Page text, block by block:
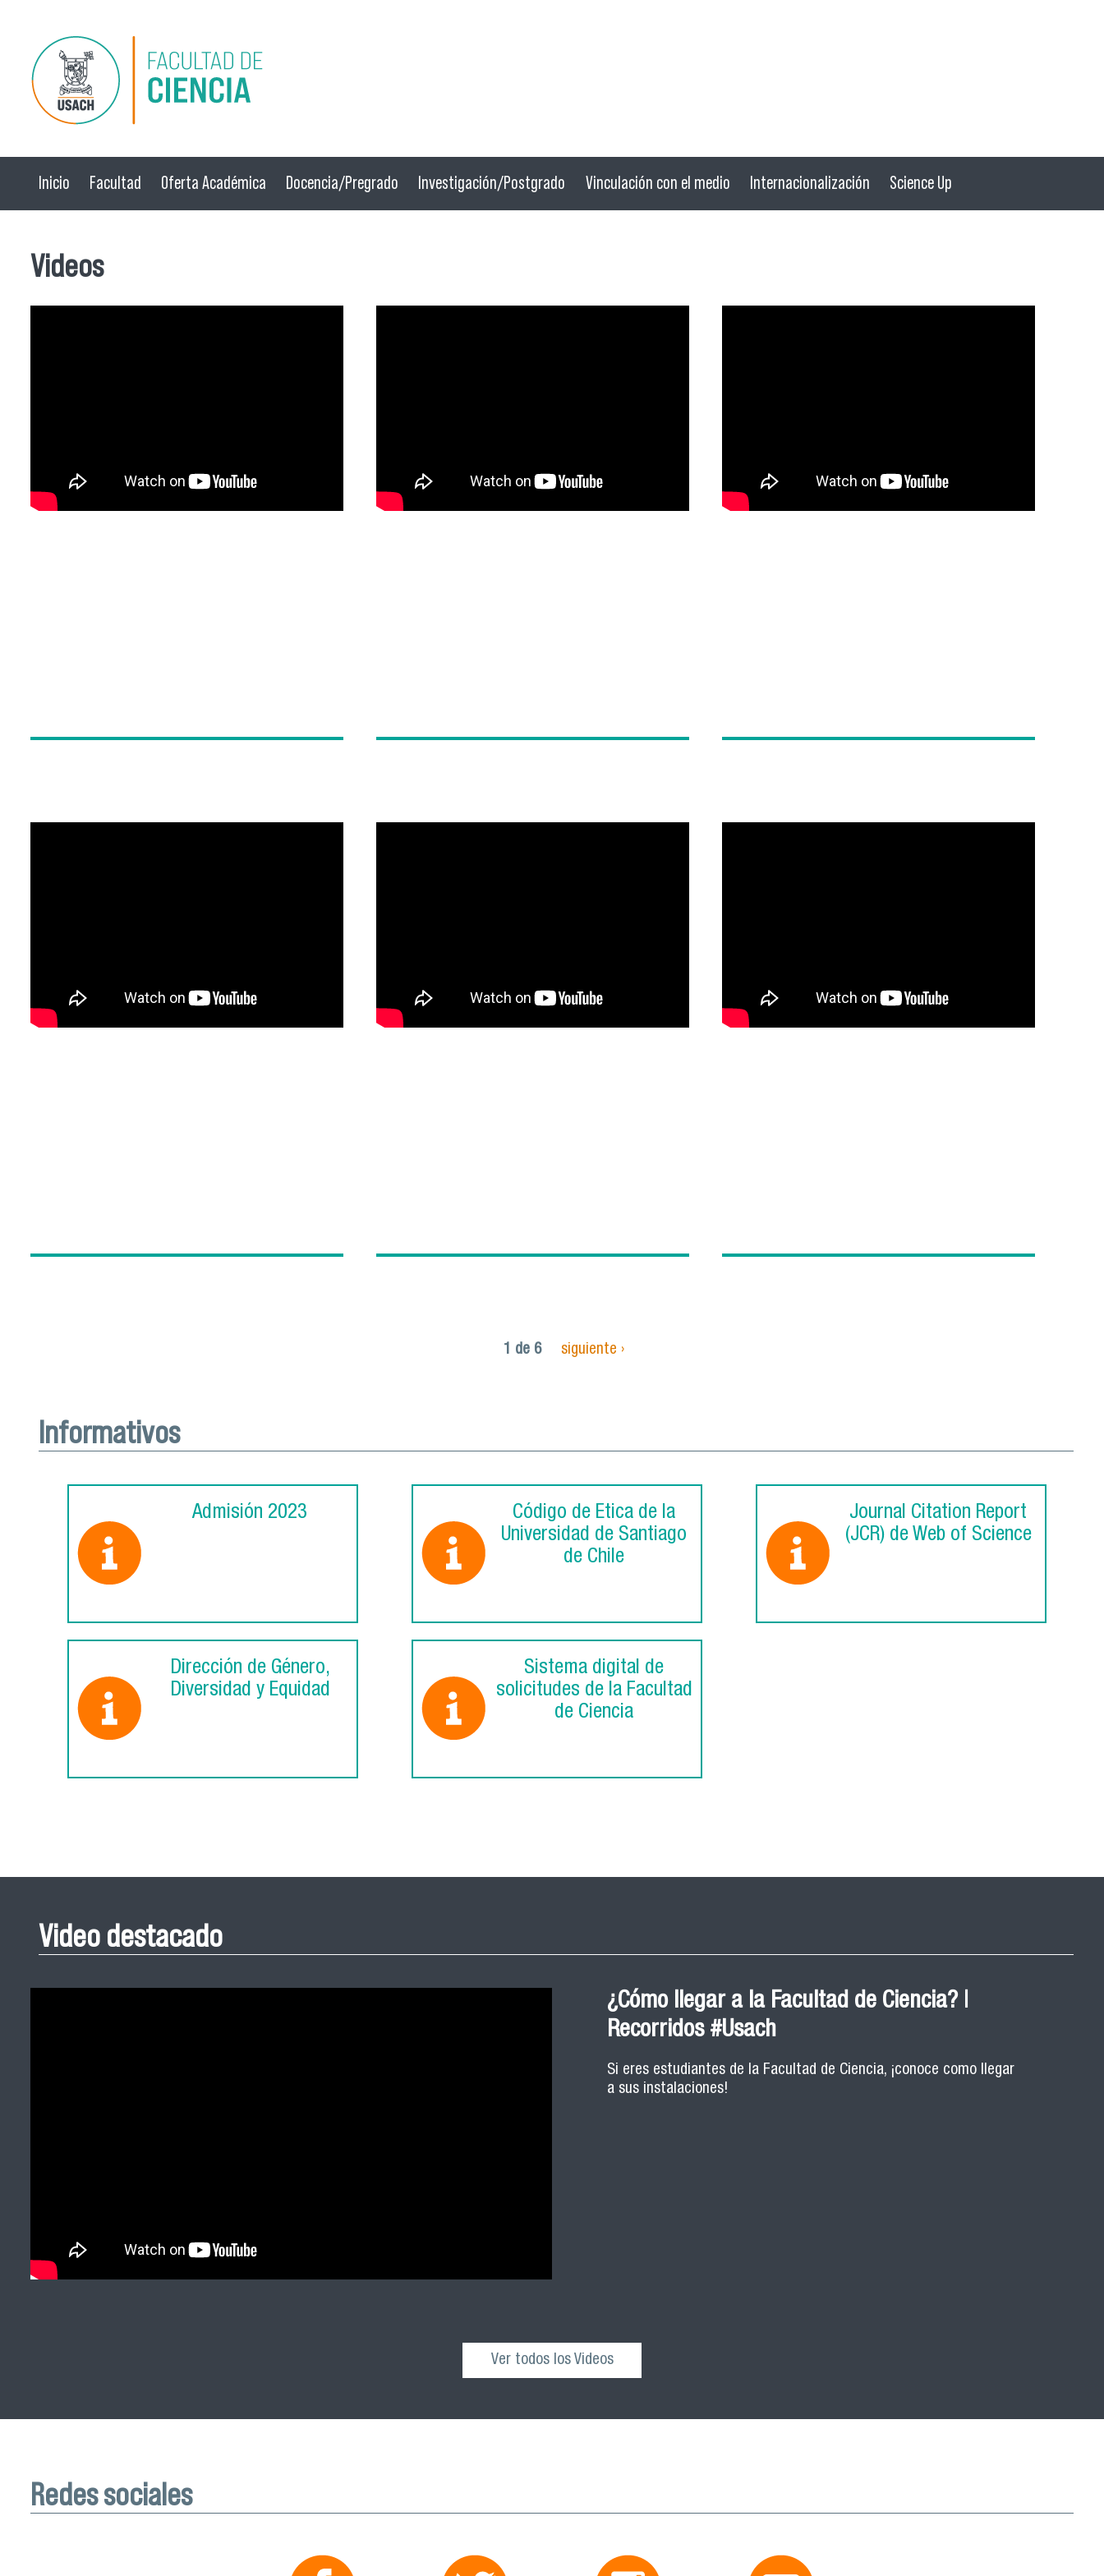
Pasar al contenido principal
Inicio Facultad Oferta Académica Docencia/Pregrado Investigación/Postgrado Vinculación con el medio Internacionalización Science Up
Videos
1 de 6 siguiente ›
Informativos
Admisión 2023
Código de Ética de la
Universidad de Santiago
de Chile
Journal Citation Report
(JCR) de Web of Science
Dirección de Género,
Diversidad y Equidad
Sistema digital de
solicitudes de la Facultad
de Ciencia
Video destacado
¿Cómo llegar a la Facultad de Ciencia? |
Recorridos #Usach
Si eres estudiantes de la Facultad de Ciencia, ¡conoce como llegar
a sus instalaciones!
Ver todos los Videos
Redes sociales